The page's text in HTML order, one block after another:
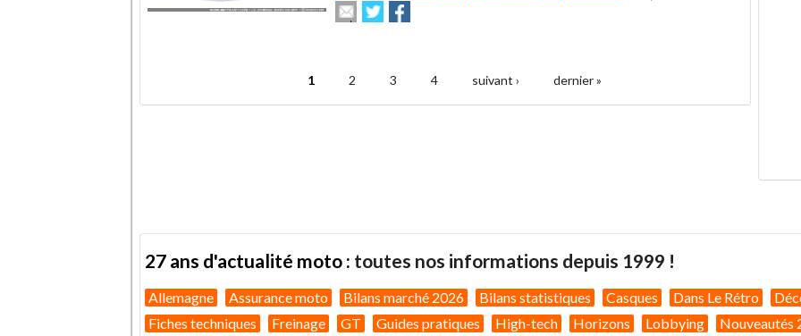
Envoyer
cet
ami
Partager
sur
sur
1 2 3 4 suivant › dernier »
27 ans d'actualité moto : toutes nos informations depuis 1999 !
Allemagne Assurance moto Bilans marché 2026 Bilans statistiques Casques Dans Le Rétro
Fiches techniques
Freinage GT Guides pratiques High-tech Horizons Lobbying Nouveautés